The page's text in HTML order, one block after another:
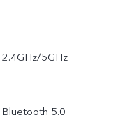
2.4GHz/5GHz
Bluetooth 5.0